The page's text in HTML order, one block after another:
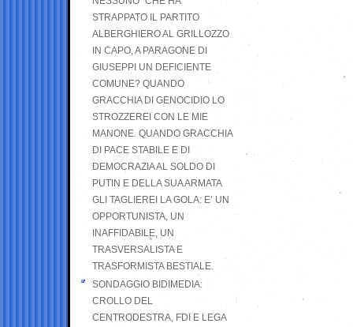
STRAPPATO IL PARTITO
ALBERGHIERO AL GRILLOZZO
IN CAPO, A PARAGONE DI
GIUSEPPI UN DEFICIENTE
COMUNE? QUANDO
GRACCHIA DI GENOCIDIO LO
STROZZEREI CON LE MIE
MANONE. QUANDO GRACCHIA
DI PACE STABILE E DI
DEMOCRAZIA AL SOLDO DI
PUTIN E DELLA SUA ARMATA
GLI TAGLIEREI LA GOLA: E’ UN
OPPORTUNISTA, UN
INAFFIDABILE, UN
TRASVERSALISTA E
TRASFORMISTA BESTIALE.
SONDAGGIO BIDIMEDIA:
CROLLO DEL
CENTRODESTRA, FDI E LEGA